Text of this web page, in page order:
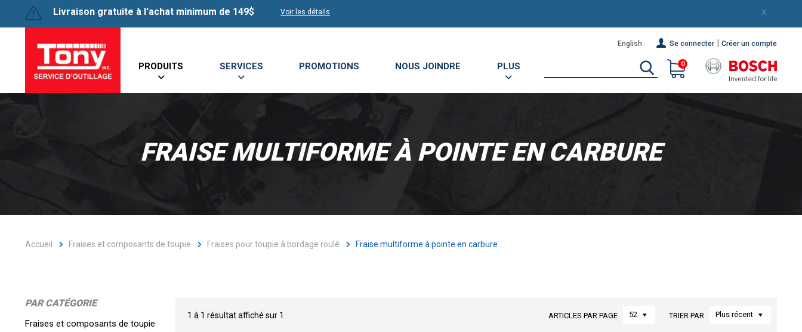
Livraison gratuite à l'achat minimum de 149$ Voir les détails X
English Se connecter | Créer un compte
0
PRODUITS SERVICES PROMOTIONS NOUS JOINDRE PLUS
FRAISE MULTIFORME À POINTE EN CARBURE
Accueil Fraises et composants de toupie Fraises pour toupie à bordage roulé Fraise multiforme à pointe en carbure
PAR CATÉGORIE
Fraises et composants de toupie
1 à 1 résultat affiché sur 1 ARTICLES PAR PAGE 52 TRIER PAR Plus récent